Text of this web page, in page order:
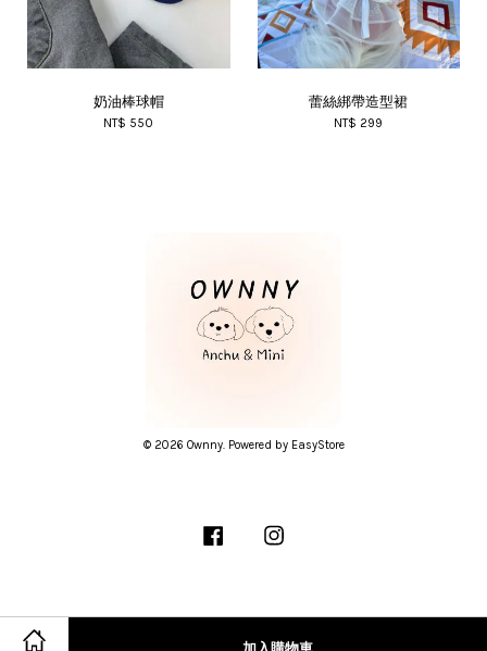
加入購物車
奶油棒球帽
NT$ 550
蕾絲綁帶造型裙
NT$ 299
© 2026 Ownny. Powered by EasyStore
Facebook